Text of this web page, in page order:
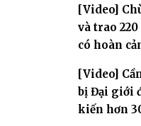
[Video]
và trao
có hoàn
[Video]
bị Đại giới
kiến hơn